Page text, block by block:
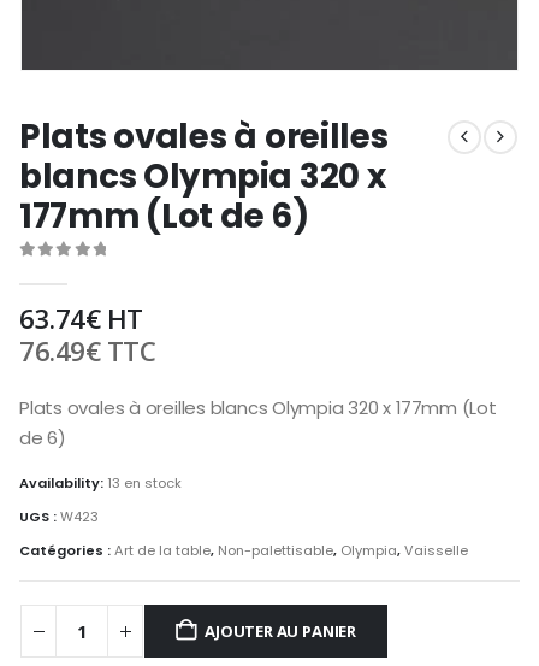
Plats ovales à oreilles
blancs Olympia 320 x
177mm (Lot de 6)
63.74€HT
76.49€TTC
Plats ovales à oreilles blancs Olympia 320 x 177mm (Lot
de 6)
Availability: 13 en stock
UGS :W423
Catégories :Art de la table, Non-palettisable, Olympia,Vaisselle
AJOUTER AU PANIER